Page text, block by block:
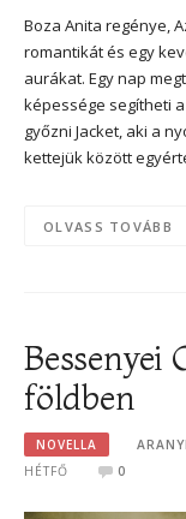
Boza Anita regénye,
romantikát és egy
aurákat. Egy nap
képessége segítheti
győzni Jacket, aki a
kettejük között
OLVASS TOVÁBB
Bessenyei
földben
NOVELLA
HÉTFŐ
0